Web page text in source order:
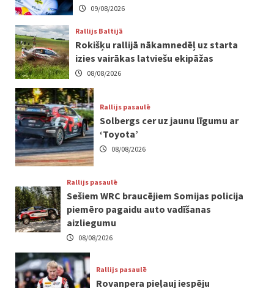
09/08/2026
Rallijs Baltijā
Rokišķu rallijā nākamnedēļ uz starta
izies vairākas latviešu ekipāžas
08/08/2026
Rallijs pasaulē
Solbergs cer uz jaunu līgumu ar
‘Toyota’
08/08/2026
Rallijs pasaulē
Sešiem WRC braucējiem Somijas policija
piemēro pagaidu auto vadīšanas
aizliegumu
08/08/2026
Rallijs pasaulē
Rovanpera pieļauj iespēju